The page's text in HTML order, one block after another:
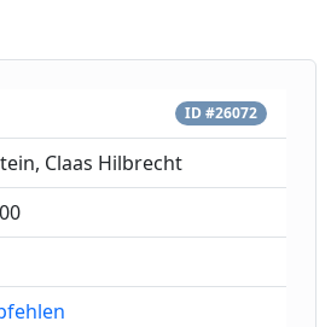
ID #26072
Claas Hilbrecht